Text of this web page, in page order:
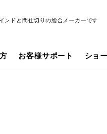
ンドと間仕切りの総合メーカーです
お客様サポート ショ